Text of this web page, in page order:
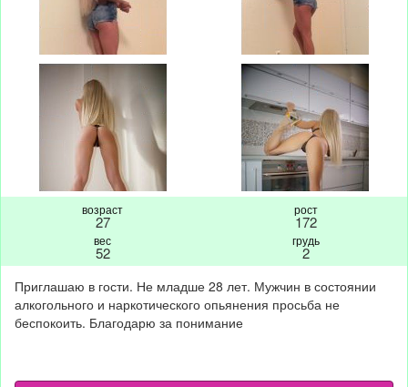
возраст
27
рост
172
вес
52
грудь
2
Приглашаю в гости. Не младше 28 лет. Мужчин в состоянии
алкогольного и наркотического опьянения просьба не
беспокоить. Благодарю за понимание